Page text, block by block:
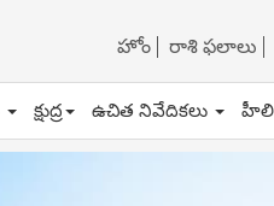
హోం రాశి ఫలాలు
క్షుద్ర ఉచిత నివేదికలు